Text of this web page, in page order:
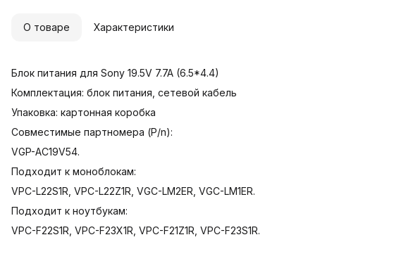
О товаре Характеристики
Блок питания для Sony 19.5V 7.7A (6.5*4.4)
Комплектация: блок питания, сетевой кабель
Упаковка: картонная коробка
Совместимые партномера (P/n):
VGP-AC19V54.
Подходит к моноблокам:
VPC-L22S1R, VPC-L22Z1R, VGC-LM2ER, VGC-LM1ER.
Подходит к ноутбукам:
VPC-F22S1R, VPC-F23X1R, VPC-F21Z1R, VPC-F23S1R.